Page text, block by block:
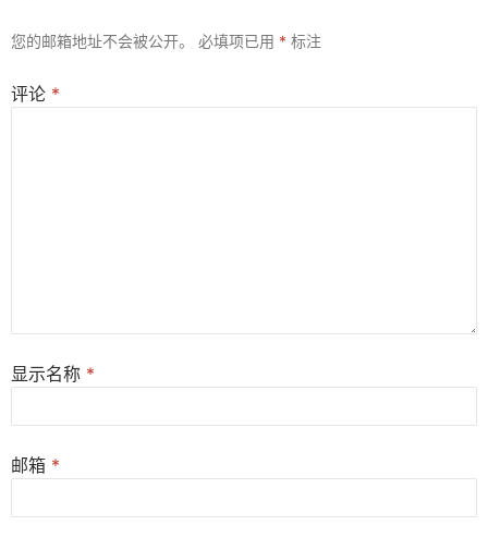
您的邮箱地址不会被公开。 必填项已用 * 标注
评论 *
显示名称 *
邮箱 *